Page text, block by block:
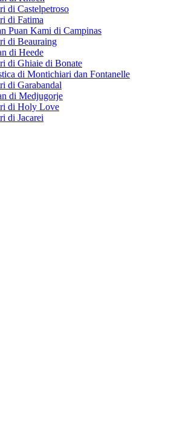
di Castelpetroso
di Fatima
Puan Kami di Campinas
di Beauraing
di Heede
di Ghiaie di Bonate
di Montichiari dan Fontanelle
di Garabandal
di Medjugorje
di Holy Love
di Jacarei